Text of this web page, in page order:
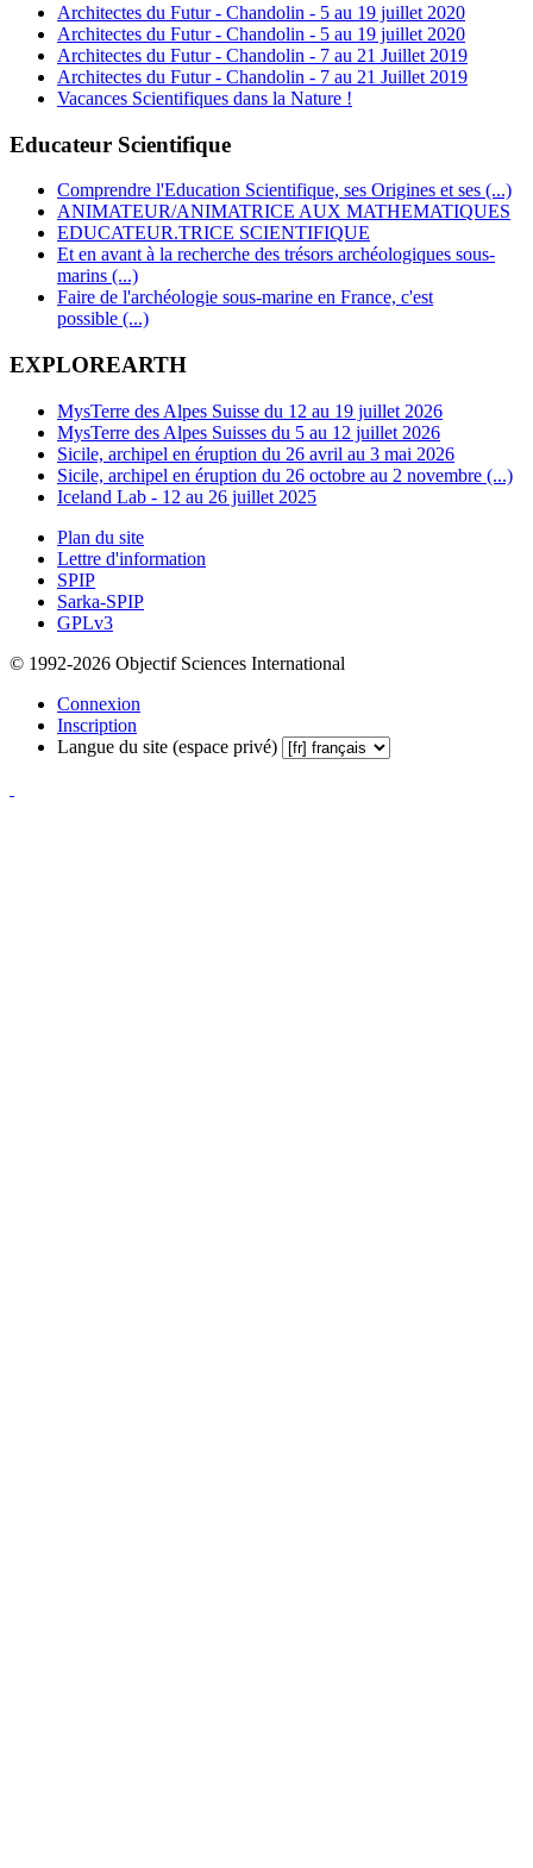
Architectes du Futur - Chandolin - 5 au 19 juillet 2020
Architectes du Futur - Chandolin - 5 au 19 juillet 2020
Architectes du Futur - Chandolin - 7 au 21 Juillet 2019
Architectes du Futur - Chandolin - 7 au 21 Juillet 2019
Vacances Scientifiques dans la Nature !
Educateur Scientifique
Comprendre l'Education Scientifique, ses Origines et ses (...)
ANIMATEUR/ANIMATRICE AUX MATHEMATIQUES
EDUCATEUR.TRICE SCIENTIFIQUE
Et en avant à la recherche des trésors archéologiques sous-
marins (...)
Faire de l'archéologie sous-marine en France, c'est
possible (...)
EXPLOREARTH
MysTerre des Alpes Suisse du 12 au 19 juillet 2026
MysTerre des Alpes Suisses du 5 au 12 juillet 2026
Sicile, archipel en éruption du 26 avril au 3 mai 2026
Sicile, archipel en éruption du 26 octobre au 2 novembre (...)
Iceland Lab - 12 au 26 juillet 2025
Plan du site
Lettre d'information
SPIP
Sarka-SPIP
GPLv3
© 1992-2026 Objectif Sciences International
Connexion
Inscription
Langue du site (espace privé)